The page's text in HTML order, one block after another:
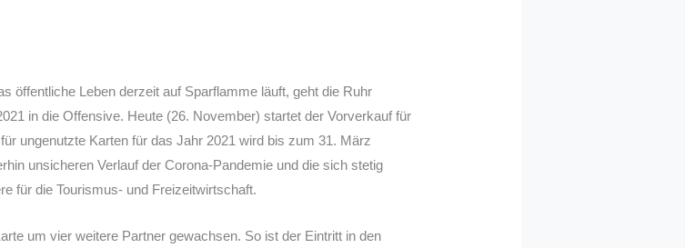
öffentliche Leben derzeit auf Sparflamme läuft, geht die Ruhr
in die Offensive. Heute (26. November) startet der Vorverkauf für
ungenutzte Karten für das Jahr 2021 wird bis zum 31. März
unsicheren Verlauf der Corona-Pandemie und die sich stetig
für die Tourismus- und Freizeitwirtschaft.
um vier weitere Partner gewachsen. So ist der Eintritt in den